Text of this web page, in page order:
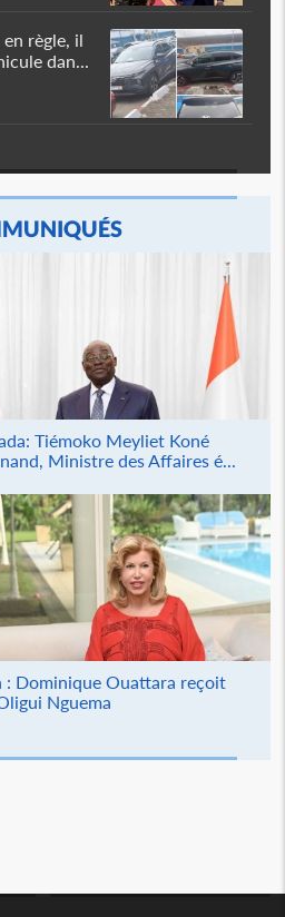
règle, il
dan...
Tiémoko Meyliet Koné
Ministre des Affaires é...
: Dominique Ouattara reçoit
Nguema